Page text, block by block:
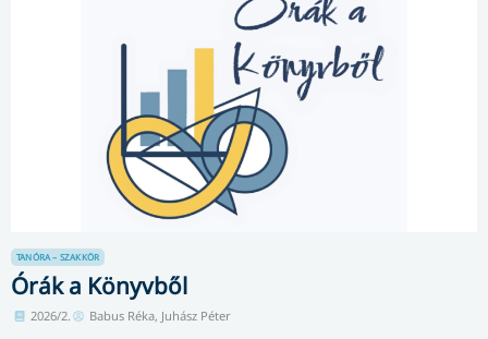
TANÓRA – SZAKKÖR
Órák a Könyvből
2026/2. Babus Réka, Juhász Péter